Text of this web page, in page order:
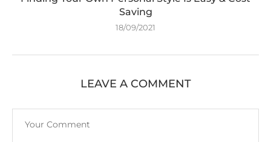
Saving
18/09/2021
LEAVE A COMMENT